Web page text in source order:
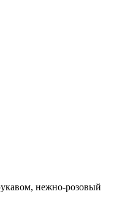
нежно-розовый